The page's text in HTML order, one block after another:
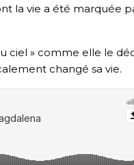
la vie a été marquée
ciel » comme elle le
changé sa vie.